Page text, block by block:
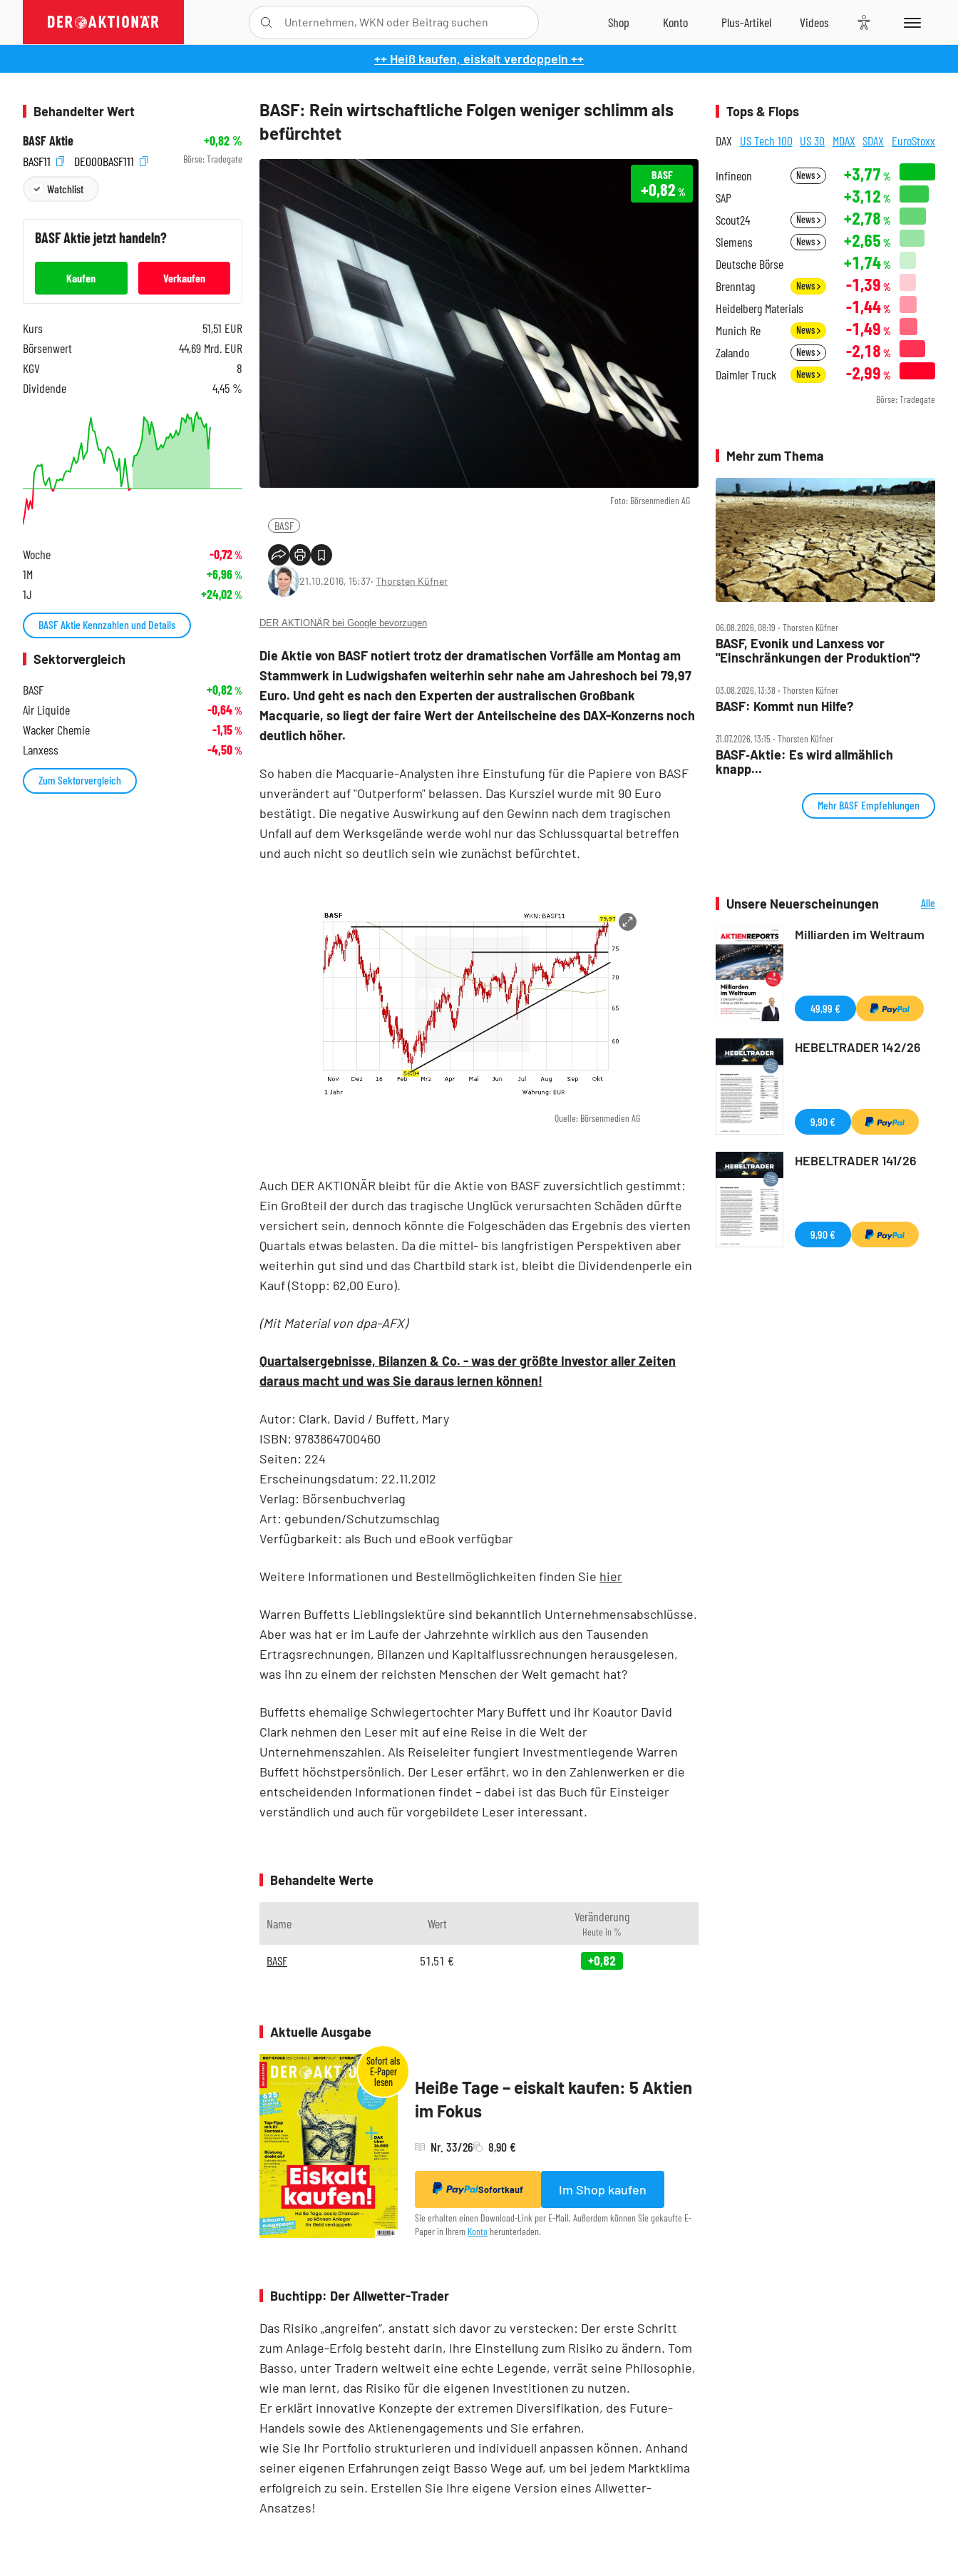
++ Heiß kaufen, eiskalt verdoppeln ++
BASF: Rein wirtschaftliche Folgen weniger schlimm als
befürchtet
Foto: Börsenmedien AG
BASF
+0,82%
BASF
21.10.2016, 15:37‧ Thorsten Küfner
DER AKTIONÄR bei Google bevorzugen
Die Aktie von BASF notiert trotz der dramatischen Vorfälle am Montag am
Stammwerk in Ludwigshafen weiterhin sehr nahe am Jahreshoch bei 79,97
Euro. Und geht es nach den Experten der australischen Großbank
Macquarie, so liegt der faire Wert der Anteilscheine des DAX-Konzerns noch
deutlich höher.
So haben die Macquarie-Analysten ihre Einstufung für die Papiere von BASF
unverändert auf "Outperform" belassen. Das Kursziel wurde mit 90 Euro
bestätigt. Die negative Auswirkung auf den Gewinn nach dem tragischen
Unfall auf dem Werksgelände werde wohl nur das Schlussquartal betreffen
und auch nicht so deutlich sein wie zunächst befürchtet.
Quelle: Börsenmedien AG
Auch DER AKTIONÄR bleibt für die Aktie von BASF zuversichtlich gestimmt:
Ein Großteil der durch das tragische Unglück verursachten Schäden dürfte
versichert sein, dennoch könnte die Folgeschäden das Ergebnis des vierten
Quartals etwas belasten. Da die mittel- bis langfristigen Perspektiven aber
weiterhin gut sind und das Chartbild stark ist, bleibt die Dividendenperle ein
Kauf (Stopp: 62,00 Euro).
(Mit Material von dpa-AFX)
Quartalsergebnisse, Bilanzen & Co. - was der größte Investor aller Zeiten
daraus macht und was Sie daraus lernen können!
Autor: Clark, David / Buffett, Mary
ISBN: 9783864700460
Seiten: 224
Erscheinungsdatum: 22.11.2012
Verlag: Börsenbuchverlag
Art: gebunden/Schutzumschlag
Verfügbarkeit: als Buch und eBook verfügbar
Weitere Informationen und Bestellmöglichkeiten finden Sie hier
Warren Buffetts Lieblingslektüre sind bekanntlich Unternehmensabschlüsse.
Aber was hat er im Laufe der Jahrzehnte wirklich aus den Tausenden
Ertragsrechnungen, Bilanzen und Kapitalflussrechnungen herausgelesen,
was ihn zu einem der reichsten Menschen der Welt gemacht hat?
Buffetts ehemalige Schwiegertochter Mary Buffett und ihr Koautor David
Clark nehmen den Leser mit auf eine Reise in die Welt der
Unternehmenszahlen. Als Reiseleiter fungiert Investmentlegende Warren
Buffett höchstpersönlich. Der Leser erfährt, wo in den Zahlenwerken er die
entscheidenden Informationen findet – dabei ist das Buch für Einsteiger
verständlich und auch für vorgebildete Leser interessant.
Behandelte Werte
Name Wert Veränderung
Heute in %
BASF 51,51 € +0,82
Aktuelle Ausgabe
Heiße Tage – eiskalt kaufen: 5 Aktien
im Fokus
Nr. 33/26 8,90 €
Sofortkauf Im Shop kaufen
Sie erhalten einen Download-Link per E-Mail. Außerdem können Sie gekaufte E-
Paper in Ihrem Konto herunterladen.
Buchtipp: Der Allwetter-Trader
Das Risiko „angreifen“, anstatt sich davor zu verstecken: Der erste Schritt
zum Anlage-Erfolg besteht darin, Ihre Einstellung zum Risiko zu ändern. Tom
Basso, unter Tradern weltweit eine echte Legende, verrät seine Philosophie,
wie man lernt, das Risiko für die eigenen Investitionen zu nutzen.
Er erklärt innovative Konzepte der extremen Diversifikation, des Future-
Handels sowie des Aktienengagements und Sie erfahren,
wie Sie Ihr Portfolio strukturieren und individuell anpassen können. Anhand
seiner eigenen Erfahrungen zeigt Basso Wege auf, um bei jedem Marktklima
erfolgreich zu sein. Erstellen Sie Ihre eigene Version eines Allwetter-
Ansatzes!
Behandelter Wert
BASF Aktie
+0,82%
BASF11
DE000BASF111 Börse: Tradegate
Watchlist
BASFAktie jetzt handeln?
Kaufen Verkaufen
Kurs 51,51 EUR
Börsenwert
44,69 Mrd. EUR
KGV
8
Dividende
4,45 %
Woche -0,72%
1M +6,96%
1J +24,02%
BASF Aktie Kennzahlen und Details
Sektorvergleich
BASF
+0,82%
Air Liquide -0,64%
Wacker Chemie -1,15%
Lanxess -4,50%
Zum Sektorvergleich
Tops & Flops
DAX US Tech 100 US 30 MDAX SDAX EuroStoxx
Infineon News +3,77 %
SAP +3,12 %
Scout24 News +2,78 %
Siemens News +2,65 %
Deutsche Börse +1,74%
Brenntag News -1,39 %
Heidelberg Materials -1,44%
Munich Re News -1,49 %
Zalando News -2,18 %
Daimler Truck News -2,99 %
Börse: Tradegate
Mehr zum Thema
06.08.2026, 08:19 ‧ Thorsten Küfner
BASF, Evonik und Lanxess vor
"Einschränkungen der Produktion"?
03.08.2026, 13:38 ‧ Thorsten Küfner
BASF: Kommt nun Hilfe?
31.07.2026, 13:15 ‧ Thorsten Küfner
BASF‑Aktie: Es wird allmählich
knapp...
Mehr BASF Empfehlungen
Unsere Neuerscheinungen
Alle
Milliarden im Weltraum
49,99 €
HEBELTRADER 142/26
9,90 €
HEBELTRADER 141/26
9,90 €